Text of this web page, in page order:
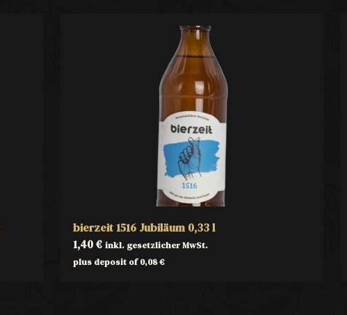
bierzeit 1516 Jubiläum 0,33 l
1,40€ inkl. gesetzlicher MwSt.
plus deposit of0,08€